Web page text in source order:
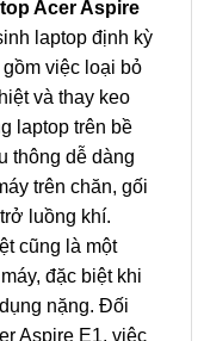
Acer Aspire
laptop định kỳ
việc loại bỏ
và thay keo
laptop trên bề
thông dễ dàng
trên chăn, gối
luồng khí.
cũng là một
đặc biệt khi
nặng. Đối
Aspire E1, việc